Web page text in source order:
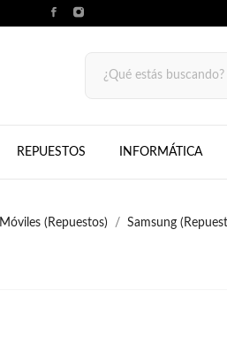
REPUESTOS INFORMÁTICA
Móviles (Repuestos) Samsung